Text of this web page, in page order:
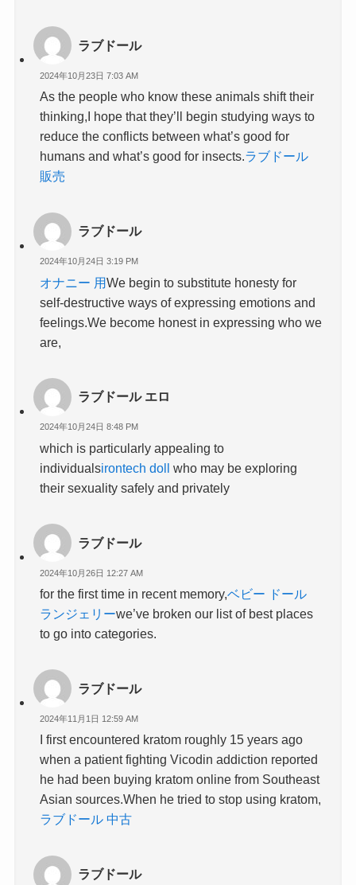
ラブドール
2024年10月23日 7:03 AM
As the people who know these animals shift their
thinking,I hope that they’ll begin studying ways to
reduce the conflicts between what’s good for
humans and what’s good for insects.ラブドール
販売
ラブドール
2024年10月24日 3:19 PM
オナニー 用We begin to substitute honesty for
self-destructive ways of expressing emotions and
feelings.We become honest in expressing who we
are,
ラブドール エロ
2024年10月24日 8:48 PM
which is particularly appealing to
individualsirontech doll who may be exploring
their sexuality safely and privately
ラブドール
2024年10月26日 12:27 AM
for the first time in recent memory,ベビー ドール
ランジェリーwe’ve broken our list of best places
to go into categories.
ラブドール
2024年11月1日 12:59 AM
I first encountered kratom roughly 15 years ago
when a patient fighting Vicodin addiction reported
he had been buying kratom online from Southeast
Asian sources.When he tried to stop using kratom,
ラブドール 中古
ラブドール